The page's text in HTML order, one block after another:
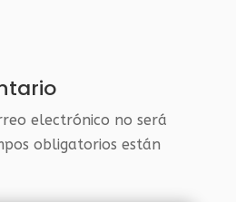
electrónico no será
obligatorios están